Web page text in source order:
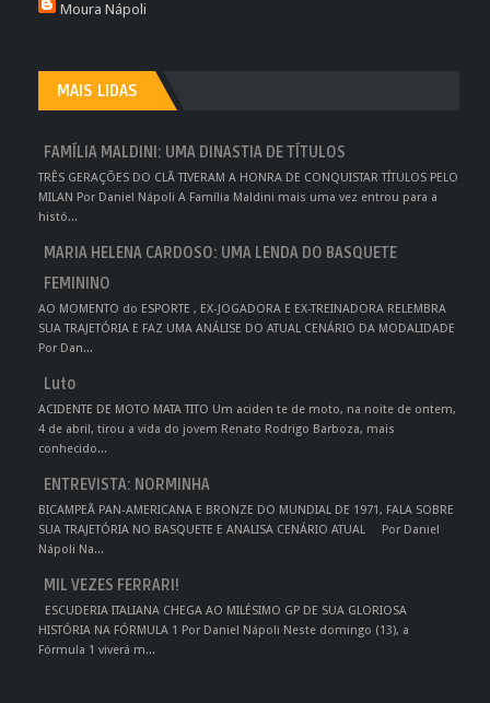
Moura Nápoli
MAIS LIDAS
FAMÍLIA MALDINI: UMA DINASTIA DE TÍTULOS
TRÊS GERAÇÕES DO CLÃ TIVERAM A HONRA DE CONQUISTAR TÍTULOS PELO
MILAN Por Daniel Nápoli A Família Maldini mais uma vez entrou para a
histó...
MARIA HELENA CARDOSO: UMA LENDA DO BASQUETE
FEMININO
AO MOMENTO do ESPORTE , EX-JOGADORA E EX-TREINADORA RELEMBRA
SUA TRAJETÓRIA E FAZ UMA ANÁLISE DO ATUAL CENÁRIO DA MODALIDADE
Por Dan...
Luto
ACIDENTE DE MOTO MATA TITO Um aciden te de moto, na noite de ontem,
4 de abril, tirou a vida do jovem Renato Rodrigo Barboza, mais
conhecido...
ENTREVISTA: NORMINHA
BICAMPEÃ PAN-AMERICANA E BRONZE DO MUNDIAL DE 1971, FALA SOBRE
SUA TRAJETÓRIA NO BASQUETE E ANALISA CENÁRIO ATUAL Por Daniel
Nápoli Na...
MIL VEZES FERRARI!
ESCUDERIA ITALIANA CHEGA AO MILÉSIMO GP DE SUA GLORIOSA
HISTÓRIA NA FÓRMULA 1 Por Daniel Nápoli Neste domingo (13), a
Fórmula 1 viverá m...